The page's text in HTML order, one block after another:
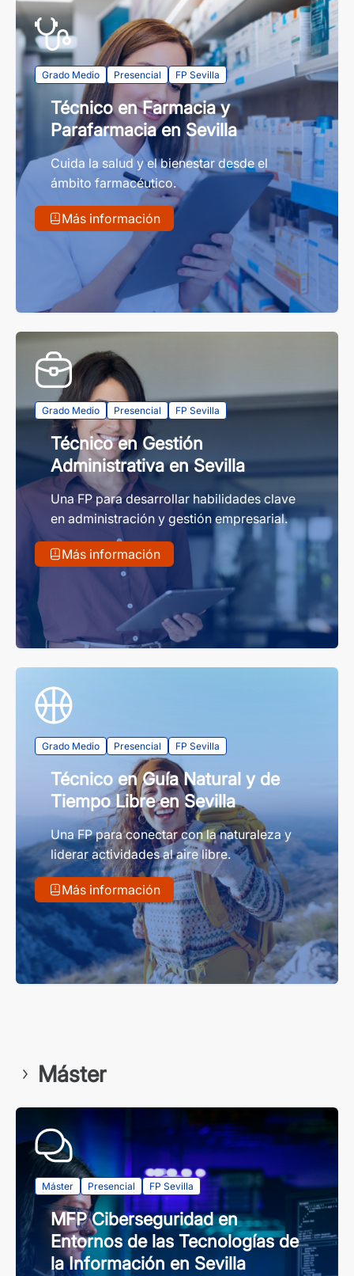
Grado Medio Presencial FP Sevilla
Técnico en Farmacia y
Parafarmacia en Sevilla
Cuida la salud y el bienestar desde el
ámbito farmacéutico.
Más información
Grado Medio Presencial FP Sevilla
Técnico en Gestión
Administrativa en Sevilla
Una FP para desarrollar habilidades clave
en administración y gestión empresarial.
Más información
Grado Medio Presencial FP Sevilla
Técnico en Guía Natural y de
Tiempo Libre en Sevilla
Una FP para conectar con la naturaleza y
liderar actividades al aire libre.
Más información
Máster
Máster Presencial FP Sevilla
MFP Ciberseguridad en
Entornos de las Tecnologías de
la Información en Sevilla